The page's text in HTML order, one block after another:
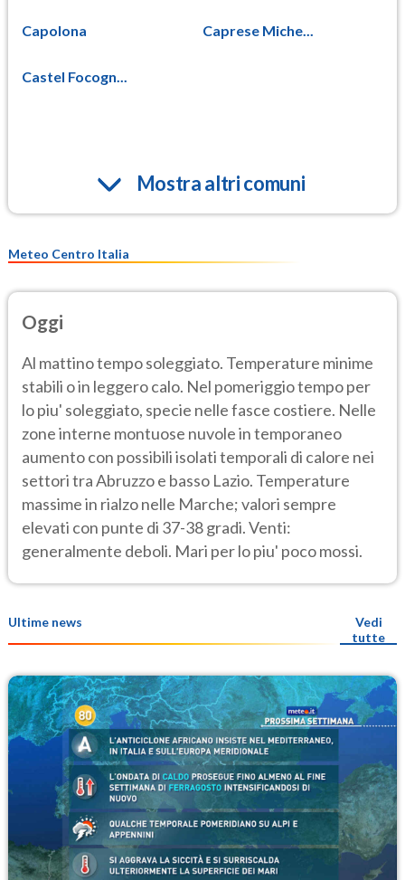
Capolona Caprese Miche...
Castel Focogn...
Mostra altri comuni
Meteo Centro Italia
Oggi
Al mattino tempo soleggiato. Temperature minime
stabili o in leggero calo. Nel pomeriggio tempo per
lo piu' soleggiato, specie nelle fasce costiere. Nelle
zone interne montuose nuvole in temporaneo
aumento con possibili isolati temporali di calore nei
settori tra Abruzzo e basso Lazio. Temperature
massime in rialzo nelle Marche; valori sempre
elevati con punte di 37-38 gradi. Venti:
generalmente deboli. Mari per lo piu' poco mossi.
Ultime news
Vedi
tutte